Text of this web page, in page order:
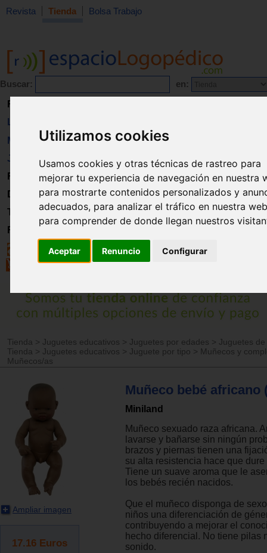
Utilizamos cookies
Usamos cookies y otras técnicas de rastreo para
mejorar tu experiencia de navegación en nuestra
para mostrarte contenidos personalizados y
adecuados, para analizar el tráfico en nuestra
para comprender de donde llegan nuestros
Aceptar Renuncio Configurar
Revista Tienda Bolsa Trabajo
Buscar: en:
Revista
Libros
Material
Juguetes
Formación
Directorio
Trabajo
Registro
Tienda > Juguetes educativos > Juguetes por edades > Juguetes
Tienda
> Juguetes educativos > Juguete por tipo > Muñecos y
Muñecos/as
Ampliar imagen
17.16 Euros
Muñeco bebé africano
Miniland
Muñeco sexuado raza africana.
lavarse y bañarse sin ningún
brazos y piernas tienen una
su alta resistencia hace que
Tiene un suave aroma que le
los bebés recién nacidos.
Que el muñeco disponga de
niños una diferenciación de
contribuyendo a mejorar el
hecho diferencial. No tiene pilas
sonido.